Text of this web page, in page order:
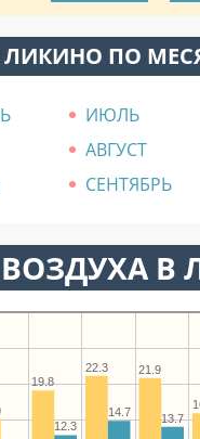
ЛИКИНО ПО
ИЮЛЬ
АВГУСТ
СЕНТЯБРЬ
В
21.9
22.3
19.8
13.7
14.7
12.3